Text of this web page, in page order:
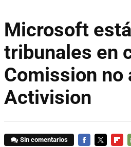
Microsoft
tribunales en
Comission no
Activision
Sin comentarios